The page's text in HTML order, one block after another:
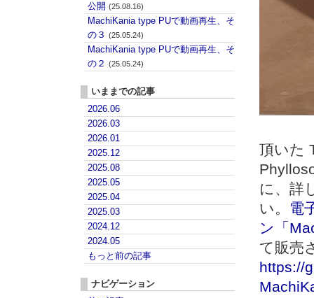
頂いた
に、詳
い。 電
ン「
て販売
https://
公開 (25.08.16)
MachiKania type PUで動画再生、そ
の３ (25.05.24)
MachiKania type PUで動画再生、そ
の２ (25.05.24)
いままでの記事
2026.06
2026.03
2026.01
2025.12
2025.08
2025.05
2025.04
2025.03
2024.12
2024.05
もっと前の記事
ナビゲーション